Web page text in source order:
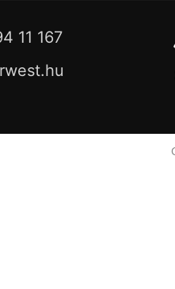
11 167